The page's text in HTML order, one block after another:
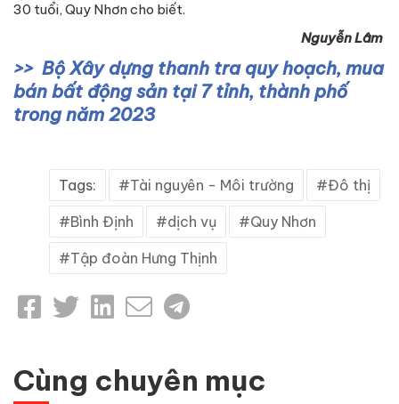
30 tuổi, Quy Nhơn cho biết.
Nguyễn Lâm
Bộ Xây dựng thanh tra quy hoạch, mua
bán bất động sản tại 7 tỉnh, thành phố
trong năm 2023
Tags: Tài nguyên - Môi trường Đô thị
Bình Định dịch vụ Quy Nhơn
Tập đoàn Hưng Thịnh
Cùng chuyên mục